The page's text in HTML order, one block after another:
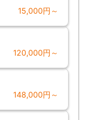
15,000円～
120,000円～
148,000円～